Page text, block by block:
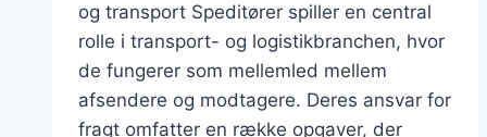
og transport Speditører spiller en central
rolle i transport- og logistikbranchen, hvor
de fungerer som mellemled mellem
afsendere og modtagere. Deres ansvar for
fragt omfatter en række opgaver, der